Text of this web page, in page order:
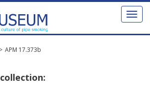
Toggle
APM 17.373b
collection: